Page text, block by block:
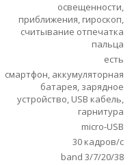
освещенности,
приближения, гироскоп,
считывание отпечатка
пальца
есть
смартфон, аккумуляторная
батарея, зарядное
устройство, USB кабель,
гарнитура
micro-USB
30 кадров/с
band 3/7/20/38